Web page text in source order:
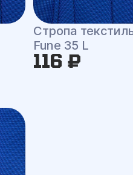
Стропа
Fune 35 L
116 ₽